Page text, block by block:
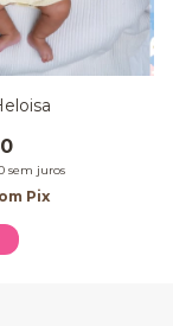
sem juros
Pix